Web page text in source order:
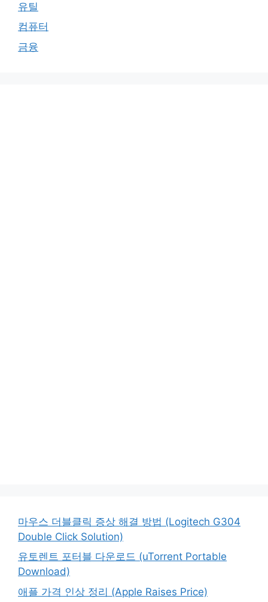
유틸
컴퓨터
금융
마우스 더블클릭 증상 해결 방법 (Logitech G304
Double Click Solution)
유토렌트 포터블 다운로드 (uTorrent Portable
Download)
애플 가격 인상 정리 (Apple Raises Price)